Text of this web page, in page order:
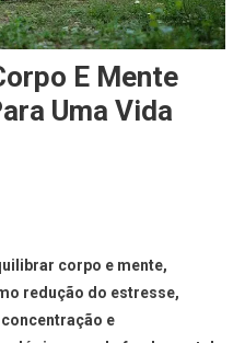
E Mente
Uma Vida
corpo e mente,
redução do estresse,
e